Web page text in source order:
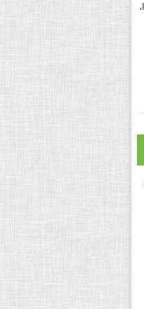
درک نوردهی – همراه با توضیح ISO،